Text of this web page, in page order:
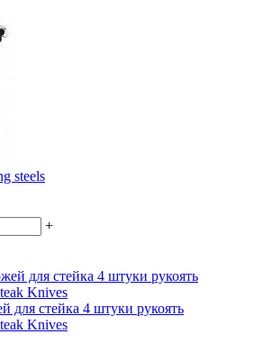
steels
+
для стейка 4 штуки рукоять
Knives